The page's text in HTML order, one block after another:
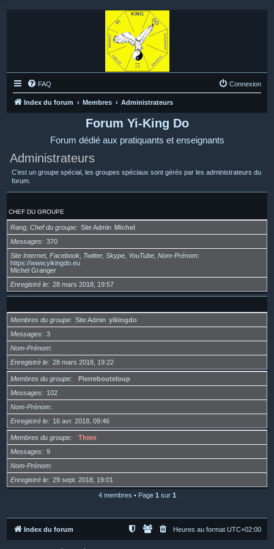
FAQ Connexion
Index du forum Membres Administrateurs
Forum Yi-King Do
Forum dédié aux pratiquants et enseignants
Administrateurs
C’est un groupe spécial, les groupes spéciaux sont gérés par les administrateurs du
forum.
CHEF DU GROUPE
Rang, Chef du groupe Site Admin Michel
Messages
370
Site Internet, Facebook, Twitter, Skype, YouTube, Nom-Prénom
https://www.yikingdo.eu
Michel Granger
Enregistré le
28 mars 2018, 19:57
Membres du groupe Site Admin yikingdo
Messages
3
Nom-Prénom
Enregistré le
28 mars 2018, 19:22
Membres du groupe
Pierrebouteloup
Messages
102
Nom-Prénom
Enregistré le
16 avr. 2018, 09:46
Membres du groupe
Thien
Messages
9
Nom-Prénom
Enregistré le
29 sept. 2018, 19:01
4 membres • Page 1 sur 1
Index du forum Heures au format UTC+02:00